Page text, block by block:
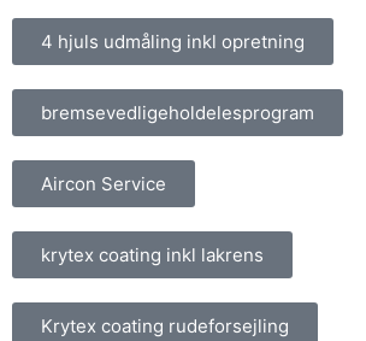
4 hjuls udmåling inkl opretning
bremsevedligeholdelesprogram
Aircon Service
krytex coating inkl lakrens
Krytex coating rudeforsejling